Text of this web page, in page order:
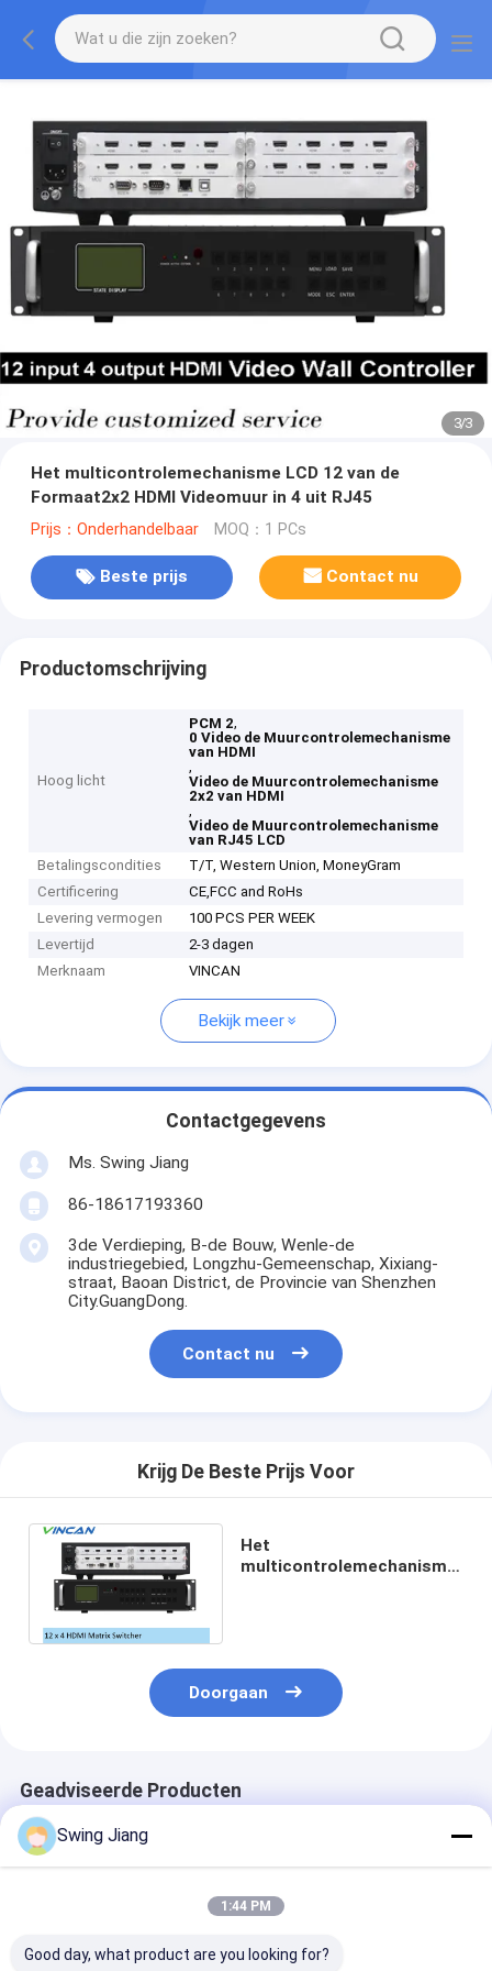
3/3
Het multicontrolemechanisme LCD 12 van de
Formaat2x2 HDMI Videomuur in 4 uit RJ45
Prijs：Onderhandelbaar MOQ：1 PCs
Beste prijs Contact nu
Productomschrijving
Hoog licht
PCM 2,
0 Video de Muurcontrolemechanisme
van HDMI
,
Video de Muurcontrolemechanisme
2x2 van HDMI
,
Video de Muurcontrolemechanisme
van RJ45 LCD
Betalingscondities
T/T, Western Union, MoneyGram
Certificering
CE,FCC and RoHs
Levering vermogen
100 PCS PER WEEK
Levertijd
2-3 dagen
Merknaam
VINCAN
Bekijk meer
Contactgegevens
Ms. Swing Jiang
86-18617193360
3de Verdieping, B-de Bouw, Wenle-de
industriegebied, Longzhu-Gemeenschap, Xixiang-
straat, Baoan District, de Provincie van Shenzhen
City.GuangDong.
Contact nu
Krijg De Beste Prijs Voor
Het
multicontrolemechanisme
Doorgaan
Geadviseerde Producten
Swing Jiang
1:44 PM
Good day, what product are you looking for?